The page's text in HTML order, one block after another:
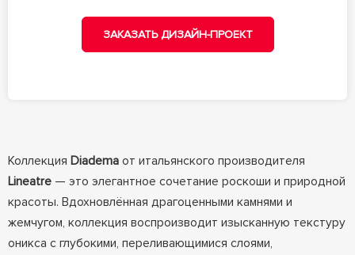
ЗАКАЗАТЬ ДИЗАЙН-ПРОЕКТ
Коллекция Diademaот итальянского производителя
Lineatre— это элегантное сочетание роскоши и природной
красоты. Вдохновлённая драгоценными камнями и
жемчугом, коллекция воспроизводит изысканную текстуру
оникса с глубокими, переливающимися слоями,